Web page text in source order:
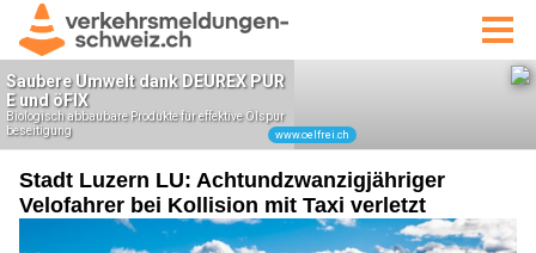
Stadt Luzern LU: Achtundzwanzigjähriger
Velofahrer bei Kollision mit Taxi verletzt